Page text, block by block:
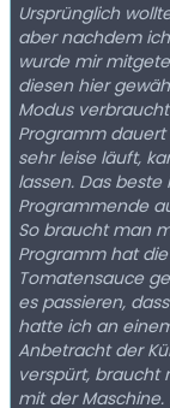
Ursprünglich
aber nachdem
wurde mir mitgeteilt
diesen hier gewählt
Modus
Programm dauert
sehr leise läuft,
lassen. Das
Programmende
So braucht man
Programm hat
Tomatensauce geschafft. Im
es passieren,
hatte ich an
Anbetracht der Kürze
verspürt, braucht nur
mit der